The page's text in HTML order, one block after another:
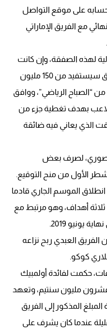
على موقع التواصل
مع الفريق الإماراتي
لهذه الصفقة، وإن كانت
مصادر متطابقة أكدت أن الفريق سيستفيد من 150 مليون
“الصباح الرياضي”، ووافق
بهدف تغطية جزء من
الذي يعاني فيه ضائقة
لصرف بعض
الأول من منح التوقيع.
الموسم الجاري قادما
ثلاثة أهداف، وهو مرتبط مع
يونيو 2019.
العبدي ربح نزاعه
كوكو.
حكمت لفائدة أولمبيك
مليون سنتيم، وتعهد
المذكور إلى الفريق
عندما كان يشرف على